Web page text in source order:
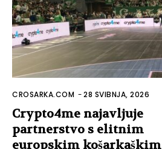
CROSARKA.COM -28 SVIBNJA, 2026
Crypto4me najavljuje
partnerstvo s elitnim
europskim košarkaškim